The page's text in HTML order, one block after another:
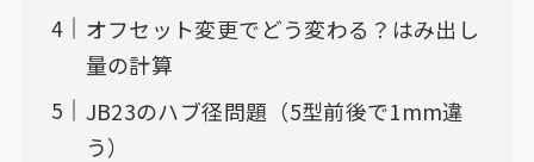
オフセット変更でどう変わる？はみ出し
量の計算
JB23のハブ径問題（5型前後で1mm違
う）